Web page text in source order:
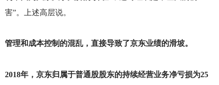
害”。上述高层说。
管理和成本控制的混乱，直接导致了京东业绩的滑坡。
2018年，京东归属于普通股股东的持续经营业务净亏损为25